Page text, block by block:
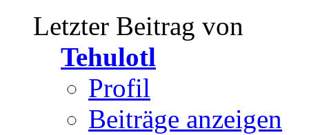
Letzter Beitrag von
Tehulotl
Profil
Beiträge anzeigen